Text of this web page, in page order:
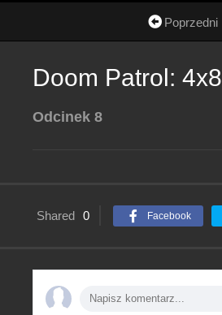
Poprzedni
Doom Patrol: 4x8
Odcinek 8
Shared 0 Facebook